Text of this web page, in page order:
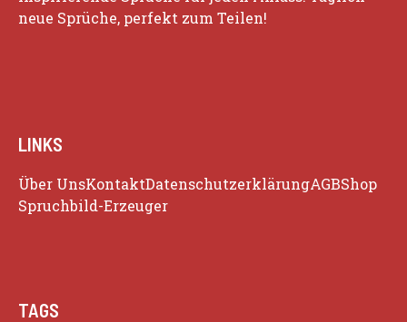
neue Sprüche, perfekt zum Teilen!
LINKS
Über UnsKontaktDatenschutzerklärungAGBShop
Spruchbild-Erzeuger
TAGS